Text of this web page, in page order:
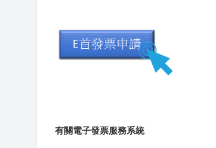
有關電子發票服務系統